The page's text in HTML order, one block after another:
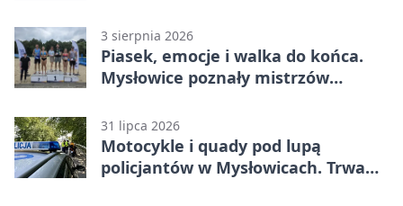
3 sierpnia 2026
Piasek, emocje i walka do końca.
Mysłowice poznały mistrzów
31 lipca 2026
Motocykle i quady pod lupą
policjantów w Mysłowicach. Trwa